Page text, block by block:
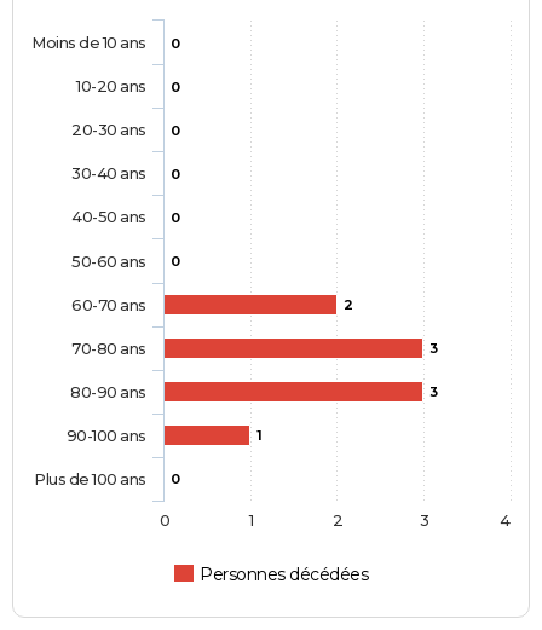
0
0
0
0
0
0
2
3
3
1
0
Personnes décédées
Moins de 10 ans
10-20 ans
20-30 ans
30-40 ans
40-50 ans
50-60 ans
60-70 ans
70-80 ans
80-90 ans
90-100 ans
Plus de 100 ans
0 1 2 3 4